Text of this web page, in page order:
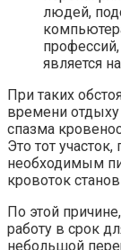
людей,
является
При таких
времени
спазма
Это тот
необходимым
кровоток
По этой
работу в срок
небольшой